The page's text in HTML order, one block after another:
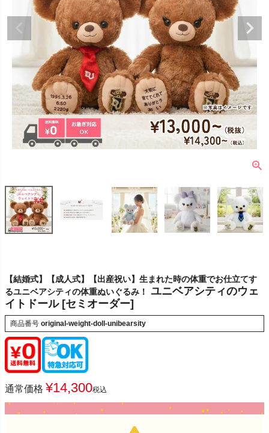
【結婚式】【成人式】【出産祝い】生まれた時の体重でお仕立てす
るユニベアシティの体重ぬいぐるみ！
ユニベアシティのウェ
イトドール [セミオーダー]
商品番号 original-weight-doll-unibearsity
通常価格 ¥14,300税込